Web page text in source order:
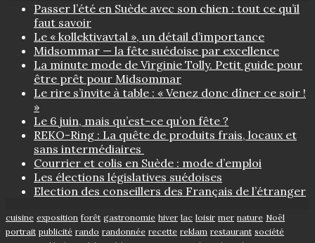
Passer l’été en Suède avec son chien : tout ce qu’il
faut savoir
Le « kollektivavtal », un détail d’importance
Midsommar — la fête suédoise par excellence
La minute mode de Virginie Tolly. Petit guide pour
être prêt pour Midsommar
Le rire s’invite à table : « Venez donc dîner ce soir !
»
Le 6 juin, mais qu’est-ce qu’on fête ?
REKO-Ring : La quête de produits frais, locaux et
sans intermédiaires
Courrier et colis en Suède : mode d’emploi
Les élections législatives suédoises
Election des conseillers des Français de l’étranger
cuisine exposition forêt gastronomie hiver lac loisir mer nature Noël
portrait publicité rando randonnée recette reklam restaurant société